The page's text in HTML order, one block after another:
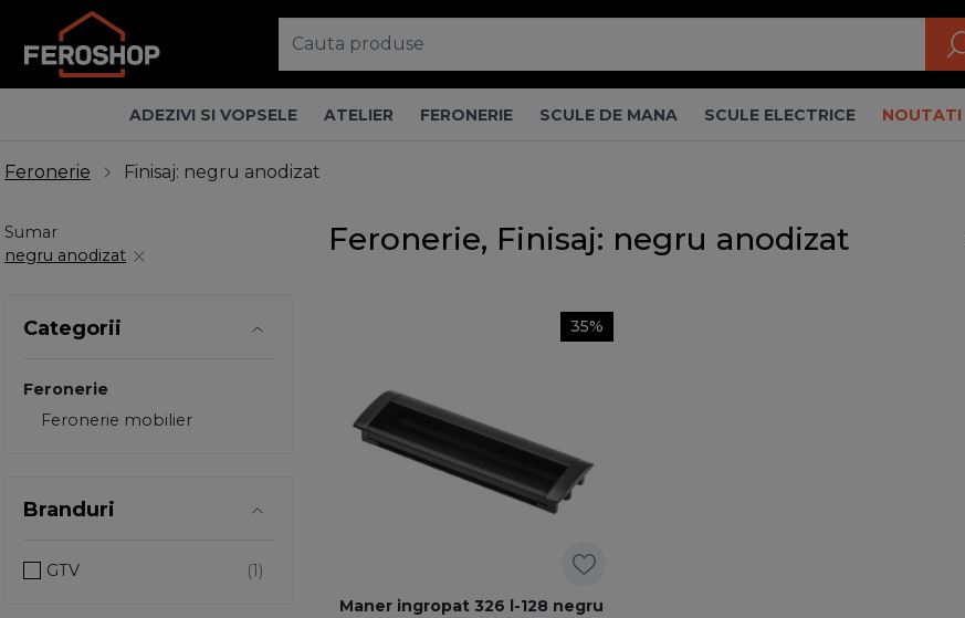
ADEZIVI SI VOPSELE ATELIER FERONERIE SCULE DE MANA SCULE ELECTRICE NOUTATI
Feronerie Finisaj: negru anodizat
Sumar
negru anodizat
Categorii
Feronerie
Feronerie mobilier
Branduri
GTV
Feronerie, Finisaj: negru anodizat
35%
Maner ingropat 326 l-128 negru